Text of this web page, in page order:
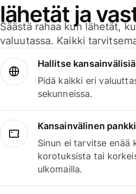
lähetät ja
Säästä rahaa kun lähetät,
valuutassa. Kaikki
Hallitse
Pidä kaikki eri
sekunneissa.
Kansainvälinen
Sinun ei tarvitse enää
korotuksista tai
ulkomailla.